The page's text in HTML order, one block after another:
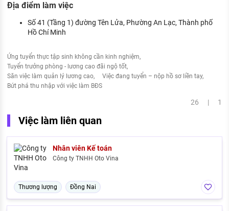
Địa điểm làm việc
Số 41 (Tầng 1) đường Tên Lửa, Phường An Lạc, Thành phố
Hồ Chí Minh
Ứng tuyển thực tập sinh không cần kinh nghiệm
Tuyển trưởng phòng - lương cao đãi ngộ tốt
Săn việc làm quản lý lương cao
Việc đang tuyển – nộp hồ sơ liền tay
Bứt phá thu nhập với việc làm BĐS
26 | 1
Việc làm liên quan
Nhân viên Kế toán
Công ty TNHH Oto Vina
Thương lượng Đồng Nai